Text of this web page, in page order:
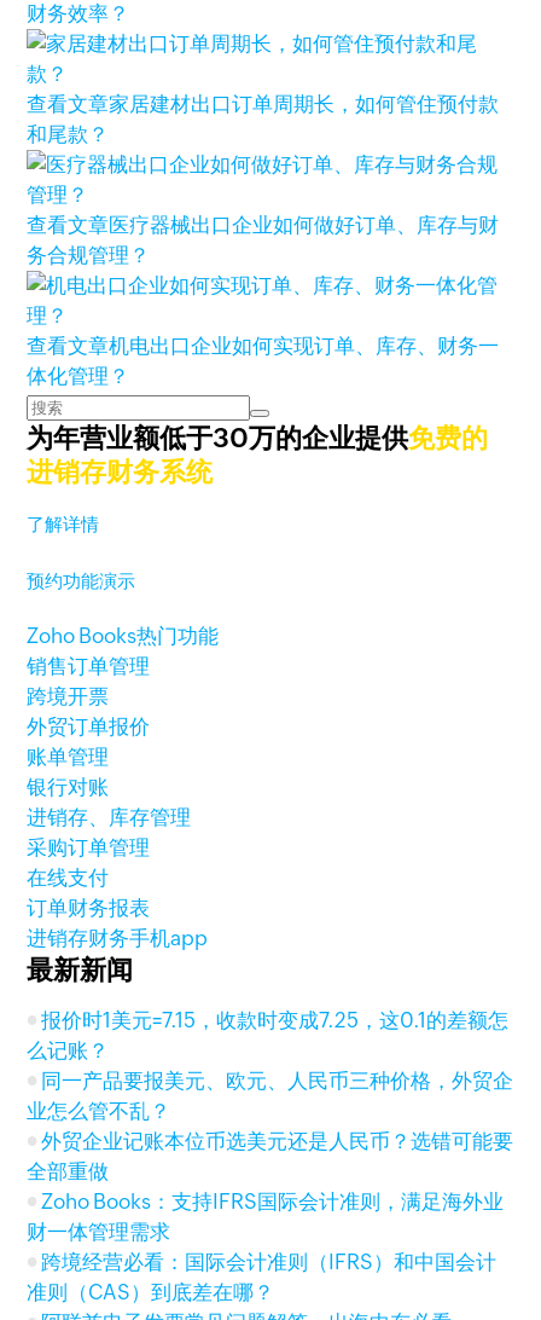
财务效率？
查看文章家居建材出口订单周期长，如何管住预付款
和尾款？
查看文章医疗器械出口企业如何做好订单、库存与财
务合规管理？
查看文章机电出口企业如何实现订单、库存、财务一
体化管理？
为年营业额低于30万的企业提供免费的
进销存财务系统
了解详情
预约功能演示
Zoho Books热门功能
销售订单管理
跨境开票
外贸订单报价
账单管理
银行对账
进销存、库存管理
采购订单管理
在线支付
订单财务报表
进销存财务手机app
最新新闻
报价时1美元=7.15，收款时变成7.25，这0.1的差额怎
么记账？
同一产品要报美元、欧元、人民币三种价格，外贸企
业怎么管不乱？
外贸企业记账本位币选美元还是人民币？选错可能要
全部重做
Zoho Books：支持IFRS国际会计准则，满足海外业
财一体管理需求
跨境经营必看：国际会计准则（IFRS）和中国会计
准则（CAS）到底差在哪？